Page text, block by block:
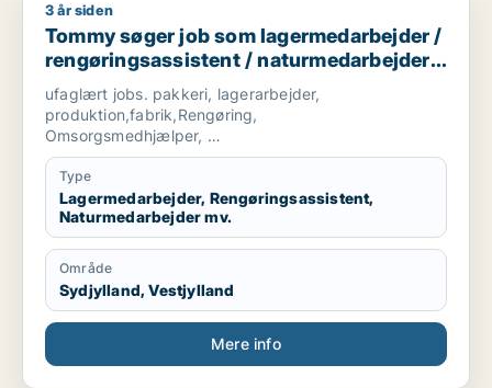
Tommy søger job som lagermedarbejder /
3 år siden
Tommy søger job som lagermedarbejder /
rengøringsassistent / naturmedarbejder /
ufaglært / sosu-hjælper
ufaglært jobs. pakkeri, lagerarbejder,
produktion,fabrik,Rengøring,
Omsorgsmedhjælper,
Har masser af erfaring indenfor disse
Er frisk på alt kan arbejde i teams og
Også som selvstændig kan lide at bruge hænderne
og er stærk jeg er lærenem
Fleksibel og har det godt med it Masser af god humor
😊
Type
Lagermedarbejder, Rengøringsassistent,
Naturmedarbejder mv.
Område
Sydjylland, Vestjylland
Mere info